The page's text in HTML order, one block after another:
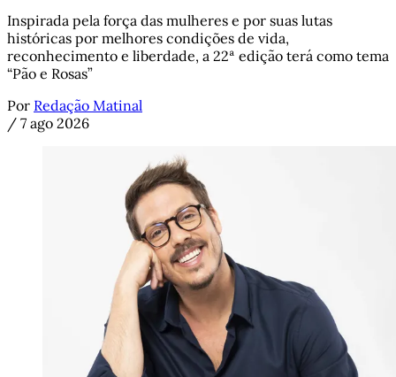
Inspirada pela força das mulheres e por suas lutas
históricas por melhores condições de vida,
reconhecimento e liberdade, a 22ª edição terá como tema
“Pão e Rosas”
Por Redação Matinal
/ 7 ago 2026